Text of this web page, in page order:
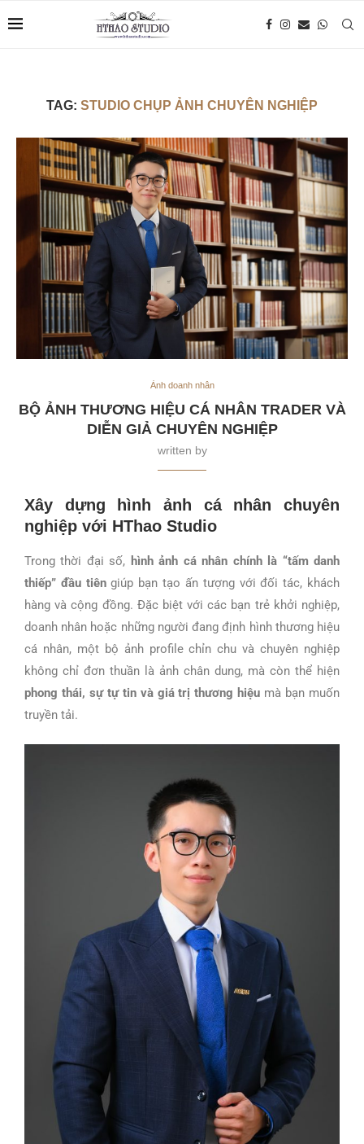
TAG: STUDIO CHỤP ẢNH CHUYÊN NGHIỆP
Ảnh doanh nhân
BỘ ẢNH THƯƠNG HIỆU CÁ NHÂN TRADER VÀ
DIỄN GIẢ CHUYÊN NGHIỆP
written by
Xây dựng hình ảnh cá nhân chuyên
nghiệp với HThao Studio
Trong thời đại số, hình ảnh cá nhân chính là “tấm danh
thiếp” đầu tiêngiúp bạn tạo ấn tượng với đối tác, khách
hàng và cộng đồng. Đặc biệt với các bạn trẻ khởi nghiệp,
doanh nhân hoặc những người đang định hình thương hiệu
cá nhân, một bộ ảnh profile chỉn chu và chuyên nghiệp
không chỉ đơn thuần là ảnh chân dung, mà còn thể hiện
phong thái, sự tự tin và giá trị thương hiệu mà bạn muốn
truyền tải.